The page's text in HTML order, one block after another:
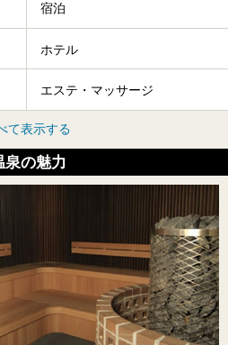
宿泊
ホテル
エステ・マッサージ
て表示する
泉の魅力